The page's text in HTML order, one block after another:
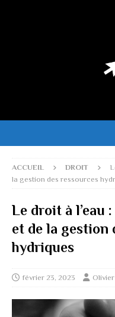
ACCUEIL DROIT
la gestion des ressources
Le droit à l’eau
et de la gestion
hydriques
février 23, 2023